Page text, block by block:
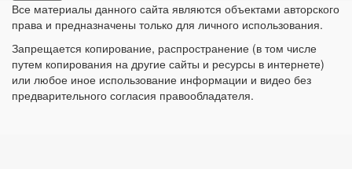
Все материалы данного сайта являются объектами авторского
права и предназначены только для личного использования.
Запрещается копирование, распространение (в том числе
путем копирования на другие сайты и ресурсы в интернете)
или любое иное использование информации и видео без
предварительного согласия правообладателя.